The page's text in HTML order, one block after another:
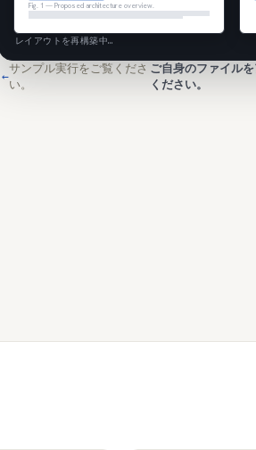
Fig. 1 — Proposed architecture overview.
レイアウトを再構築中…
←
サンプル実行をご覧くださ
い。
ご自身のファイル
ください。